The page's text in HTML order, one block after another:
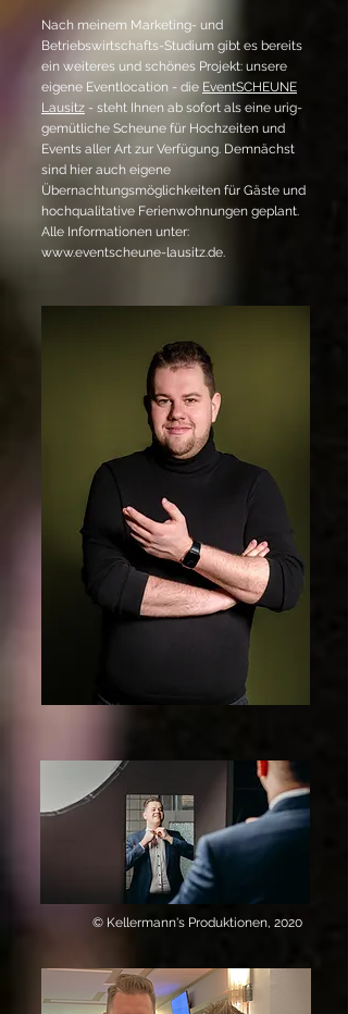
Nach meinem Marketing- und
Betriebswirtschafts-Studium gibt es bereits
ein weiteres und schönes Projekt: unsere
eigene Eventlocation - die EventSCHEUNE
Lausitz - steht Ihnen ab sofort als eine urig-
gemütliche Scheune für Hochzeiten und
Events aller Art zur Verfügung. Demnächst
sind hier auch eigene
Übernachtungsmöglichkeiten für Gäste und
hochqualitative Ferienwohnungen geplant.
Alle Informationen unter:
www.eventscheune-lausitz.de.
© Kellermann's Produktionen, 2020